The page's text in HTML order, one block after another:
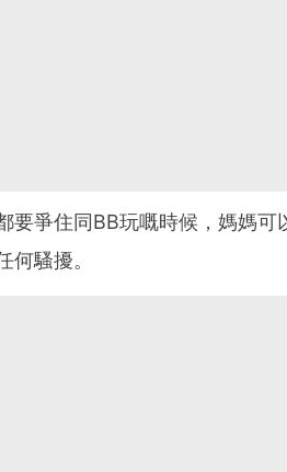
要爭住同BB玩嘅時候，媽媽
何騷擾。